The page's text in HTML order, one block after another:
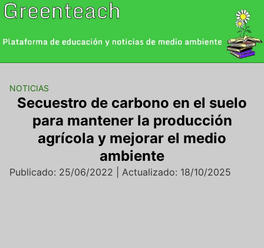
Saltar
al
NOTICIAS
Secuestro de carbono en el suelo
para mantener la producción
agrícola y mejorar el medio
ambiente
Publicado: 25/06/2022 | Actualizado: 18/10/2025